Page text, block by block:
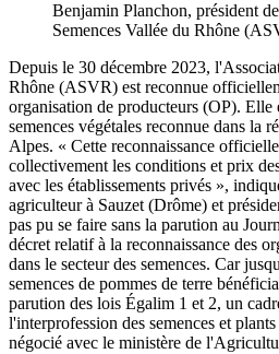
Benjamin Planchon, président
Semences Vallée du Rhône
Depuis le 30 décembre 2023,
Rhône (ASVR) est reconnue
organisation de producteurs (OP). Elle
semences végétales reconnue dans la
Alpes. « Cette reconnaissance
collectivement les conditions et prix
avec les établissements privés »,
agriculteur à Sauzet (Drôme) et
pas pu se faire sans la parution au
décret relatif à la reconnaissance des
dans le secteur des semences. Car
semences de pommes de terre
parution des lois Égalim 1 et 2, un
l'interprofession des semences et
négocié avec le ministère de